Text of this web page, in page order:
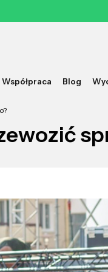
Współpraca Blog